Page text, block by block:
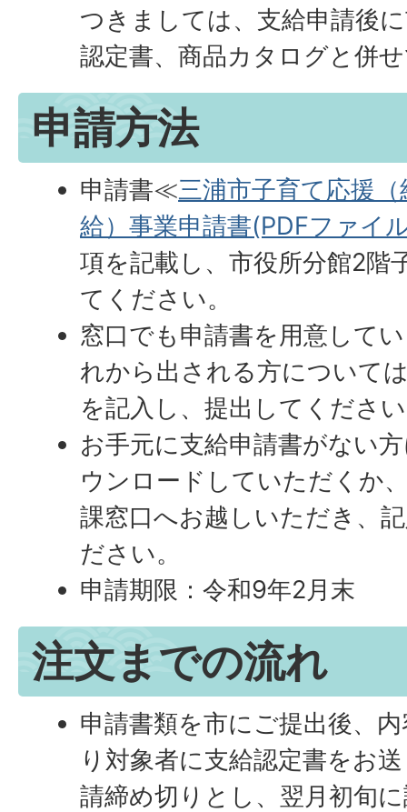
つきましては、支給申請後
認定書、商品カタログと併
申請方法
申請書≪三浦市子育て応援
給）事業申請書(PDFファイ
項を記載し、市役所分館2階
てください。
窓口でも申請書を用意して
れから出される方について
を記入し、提出してくださ
お手元に支給申請書がない
ウンロードしていただくか
課窓口へお越しいただき、
ださい。
申請期限：令和9年2月末
注文までの流れ
申請書類を市にご提出後、
り対象者に支給認定書をお
請締め切りとし、翌月初旬